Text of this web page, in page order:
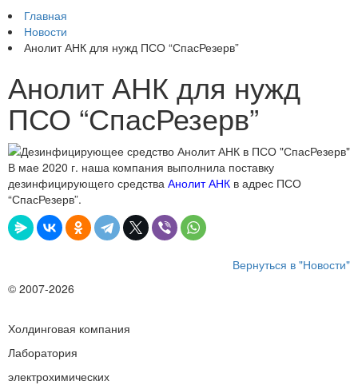
Главная
Новости
Анолит АНК для нужд ПСО “СпасРезерв”
Анолит АНК для нужд
ПСО “СпасРезерв”
В мае 2020 г. наша компания выполнила поставку
дезинфицирующего средства Анолит АНК в адрес ПСО
“СпасРезерв”.
Вернуться в "Новости"
© 2007-2026
Холдинговая компания
Лаборатория
электрохимических